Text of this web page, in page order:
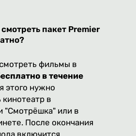
пакет Premier
фильмы в
в течение
этого нужно
в
"Смотрёшка" или в
После окончания